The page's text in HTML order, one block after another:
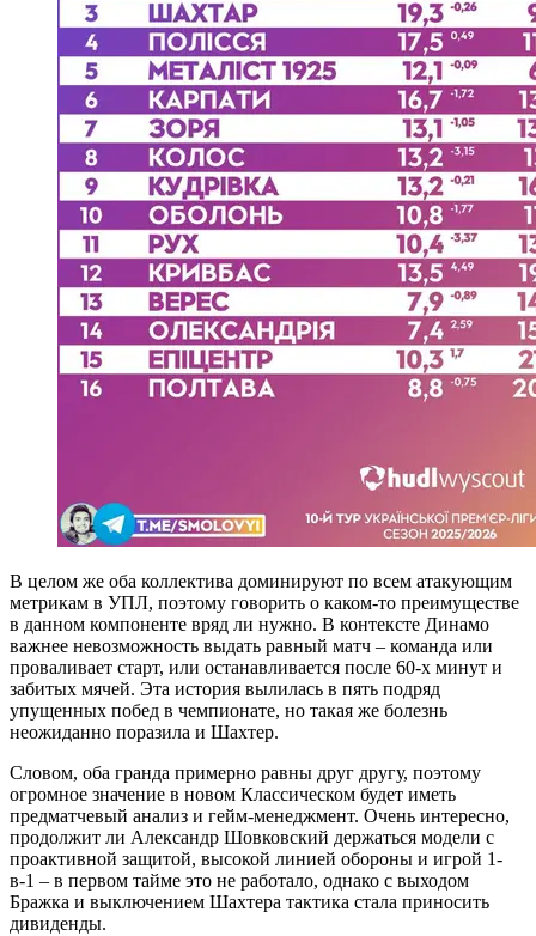
В целом же оба коллектива доминируют по всем атакующим
метрикам в УПЛ, поэтому говорить о каком-то преимуществе
в данном компоненте вряд ли нужно. В контексте Динамо
важнее невозможность выдать равный матч – команда или
проваливает старт, или останавливается после 60-х минут и
забитых мячей. Эта история вылилась в пять подряд
упущенных побед в чемпионате, но такая же болезнь
неожиданно поразила и Шахтер.
Словом, оба гранда примерно равны друг другу, поэтому
огромное значение в новом Классическом будет иметь
предматчевый анализ и гейм-менеджмент. Очень интересно,
продолжит ли Александр Шовковский держаться модели с
проактивной защитой, высокой линией обороны и игрой 1-
в-1 – в первом тайме это не работало, однако с выходом
Бражка и выключением Шахтера тактика стала приносить
дивиденды.